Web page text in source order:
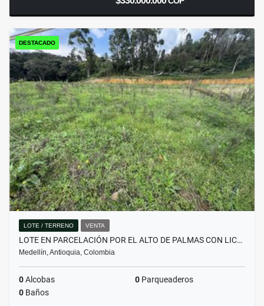
DESTACADO
LOTE / TERRENO VENTA
LOTE EN PARCELACIÓN POR EL ALTO DE PALMAS CON LIC…
Medellín, Antioquia, Colombia
0Alcobas 0 Parqueaderos
0 Baños